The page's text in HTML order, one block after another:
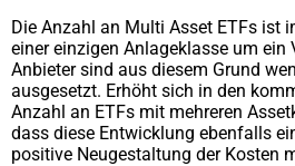
Die Anzahl an Multi Asset ETFs ist
einer einzigen Anlageklasse um ein
Anbieter sind aus diesem Grund
ausgesetzt. Erhöht sich in den
Anzahl an ETFs mit mehreren
dass diese Entwicklung ebenfalls
positive Neugestaltung der Kosten